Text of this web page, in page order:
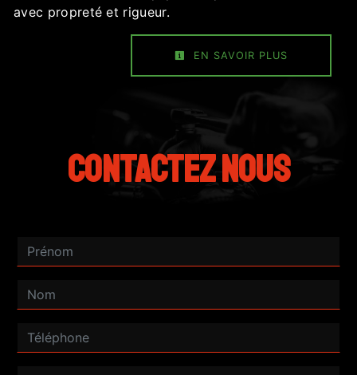
avec propreté et rigueur.
EN SAVOIR PLUS
Contactez nous